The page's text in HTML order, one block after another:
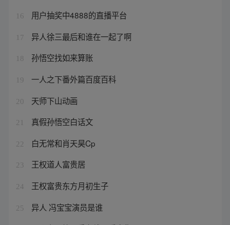
16 用户抽奖中4888的直播平台
17 异人徐三最后和谁在一起了啊
18 孙悟空找如来算账
19 一人之下番外篇百度百科
20 天师下山动画
21 真假孙悟空白话文
22 白无常和肖天昊Cp
23 王权道人富贵居
24 王权富贵东方月初生子
25 异人 冯宝宝演员是谁